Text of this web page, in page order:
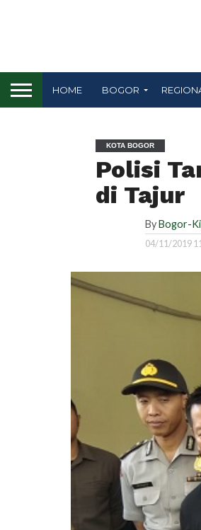
HOME BOGOR
KOTA BOGOR
Polisi
di Tajur
ByBogor-
04/11/2019